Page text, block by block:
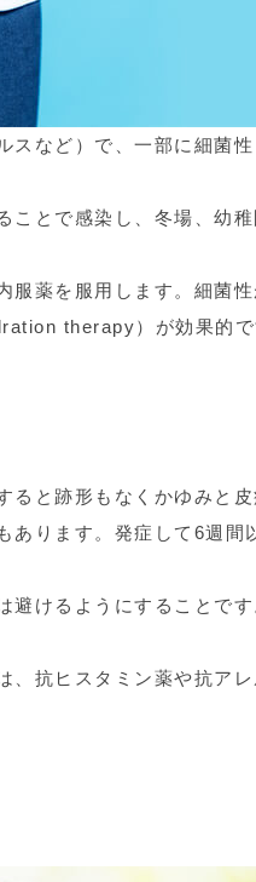
など）で、一部に細菌
とで感染し、冬場、幼
薬を服用します。細菌
therapy）が効果的で
と跡形もなくかゆみと
ります。発症して6週間
けるようにすることで
抗ヒスタミン薬や抗ア